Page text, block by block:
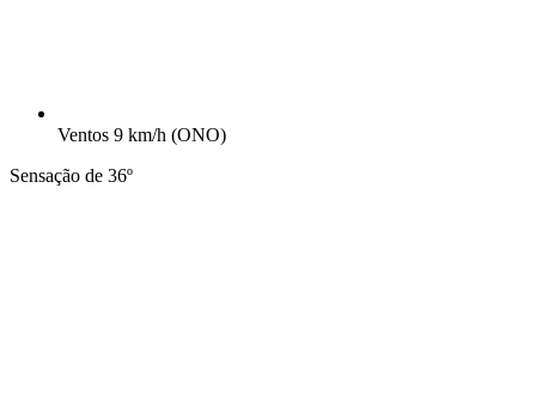
Ventos 9 km/h (ONO)
Sensação de 36º